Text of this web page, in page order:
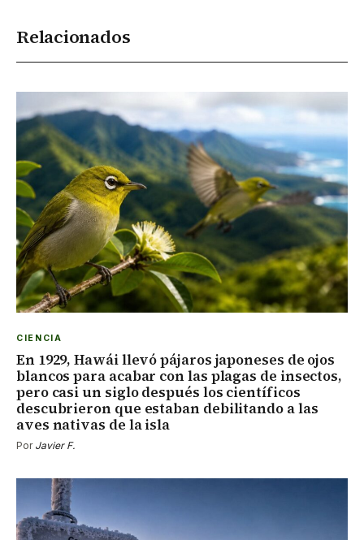
Relacionados
CIENCIA
En 1929, Hawái llevó pájaros japoneses de ojos
blancos para acabar con las plagas de insectos,
pero casi un siglo después los científicos
descubrieron que estaban debilitando a las
aves nativas de la isla
Por Javier F.